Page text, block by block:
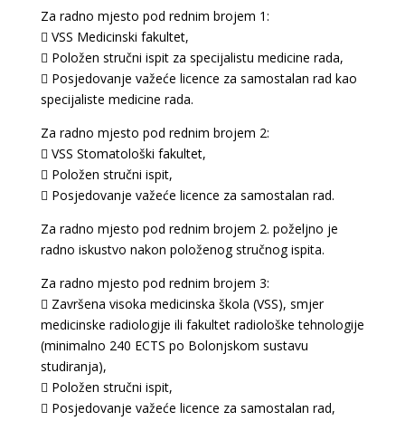
Za radno mjesto pod rednim brojem 1:
 VSS Medicinski fakultet,
 Položen stručni ispit za specijalistu medicine rada,
 Posjedovanje važeće licence za samostalan rad kao
specijaliste medicine rada.
Za radno mjesto pod rednim brojem 2:
 VSS Stomatološki fakultet,
 Položen stručni ispit,
 Posjedovanje važeće licence za samostalan rad.
Za radno mjesto pod rednim brojem 2. poželjno je
radno iskustvo nakon položenog stručnog ispita.
Za radno mjesto pod rednim brojem 3:
 Završena visoka medicinska škola (VSS), smjer
medicinske radiologije ili fakultet radiološke tehnologije
(minimalno 240 ECTS po Bolonjskom sustavu
studiranja),
 Položen stručni ispit,
 Posjedovanje važeće licence za samostalan rad,